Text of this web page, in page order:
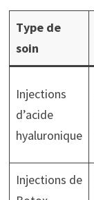
Type de
soin
Injections
d’acide
hyaluronique
Injections de